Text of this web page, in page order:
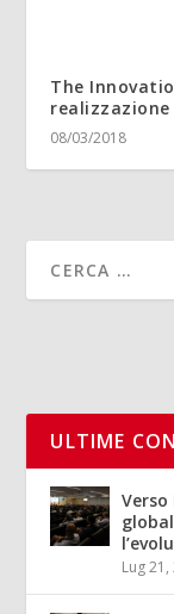
The
realizzazione
08/03/2018
ULTIME
Lug